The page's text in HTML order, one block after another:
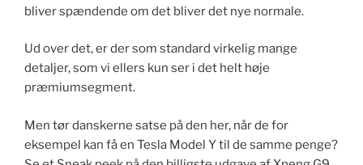
bliver spændende om det bliver det nye normale.
Ud over det, er der som standard virkelig mange
detaljer, som vi ellers kun ser i det helt høje
præmiumsegment.
Men tør danskerne satse på den her, når de for
eksempel kan få en Tesla Model Y til de samme penge?